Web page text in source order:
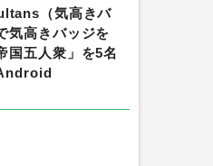
（気高きバ
気高きバッジを
国五人衆」を5名